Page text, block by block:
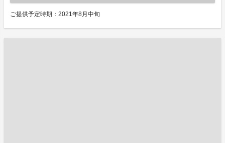
ご提供予定時期：2021年8月中旬